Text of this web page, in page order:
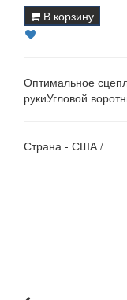
В корзину
Оптимальное
рукиУгловой
Страна - США /